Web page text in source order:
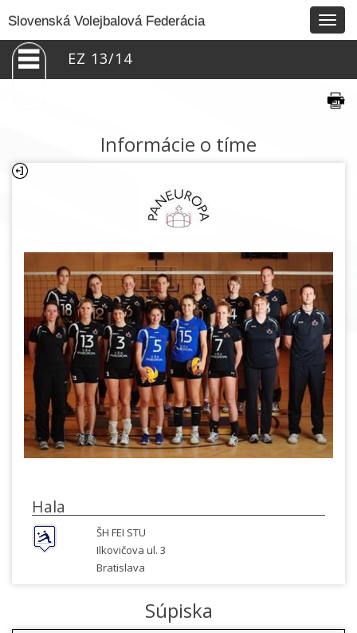
Slovenská Volejbalová Federácia
EZ 13/14
Informácie o tíme
Hala
ŠH FEI STU
Ilkovičova ul. 3
Bratislava
Súpiska